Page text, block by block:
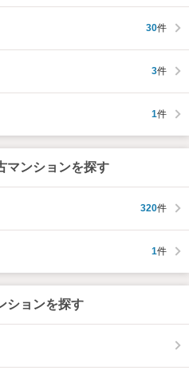
30件
3件
1件
マンションを探す
320件
1件
ションを探す